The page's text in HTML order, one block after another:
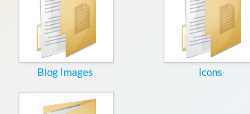
Blog Images icons